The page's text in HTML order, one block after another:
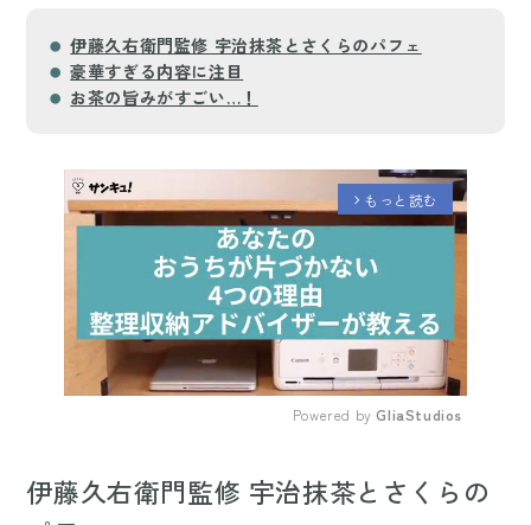
伊藤久右衛門監修 宇治抹茶とさくらのパフェ
豪華すぎる内容に注目
お茶の旨みがすごい…！
arrow_forward_ios もっと読む
Powered by GliaStudios
伊藤久右衛門監修 宇治抹茶とさくらの